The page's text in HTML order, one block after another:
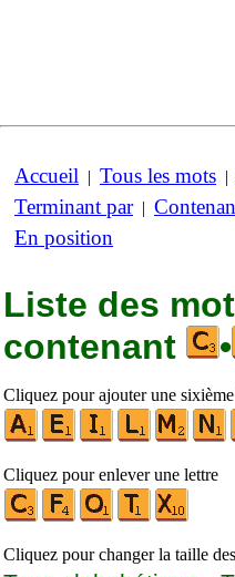
Accueil | Tous les mots |
Terminant par|
En position
Liste des
contenant
•
Cliquez pour ajouter une
Cliquez pour enlever une lettre
Cliquez pour changer la taille